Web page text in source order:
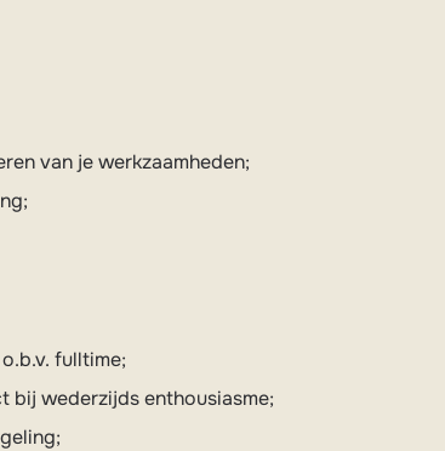
van je werkzaamheden;
fulltime;
wederzijds enthousiasme;